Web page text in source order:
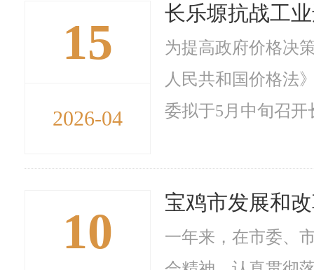
15
2026-04
长乐塬抗战工
为提高政府价格决
人民共和国价格法
委拟于5月中旬召
10
宝鸡市发展和
一年来，在市委、